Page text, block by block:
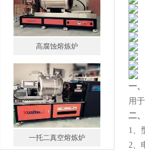
高腐蚀熔炼炉
一托二真空熔炼炉
一
用
二
1、
2、